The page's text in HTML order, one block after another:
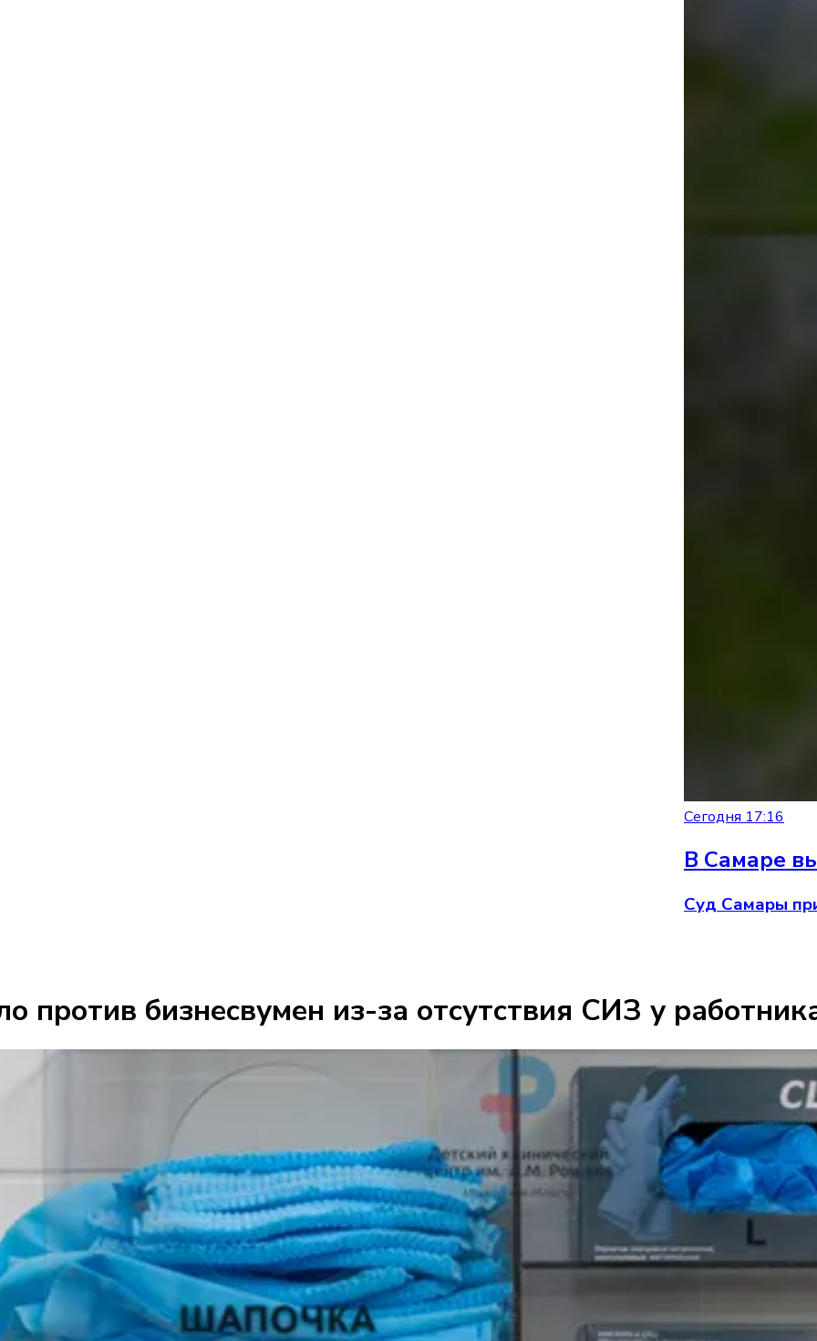
Сегодня 17:16
В Самаре
Суд Самары
против бизнесвумен из-за отсутствия СИЗ у